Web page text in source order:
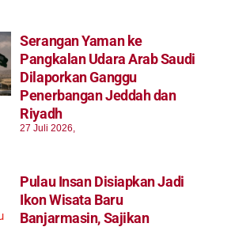
Serangan Yaman ke
Pangkalan Udara Arab Saudi
Dilaporkan Ganggu
Penerbangan Jeddah dan
Riyadh
27 Juli 2026,
Pulau Insan Disiapkan Jadi
Ikon Wisata Baru
Banjarmasin, Sajikan